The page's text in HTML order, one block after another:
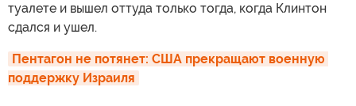
туалете и вышел оттуда только тогда, когда Клинтон
сдался и ушел.
Пентагон не потянет: США прекращают военную
поддержку Израиля